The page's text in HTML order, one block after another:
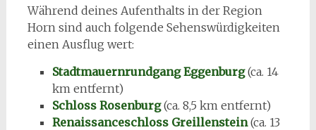
Während deines Aufenthalts in der Region
Horn sind auch folgende Sehenswürdigkeiten
einen Ausflug wert:
Stadtmauernrundgang Eggenburg (ca. 14
km entfernt)
Schloss Rosenburg (ca. 8,5 km entfernt)
Renaissanceschloss Greillenstein (ca. 13